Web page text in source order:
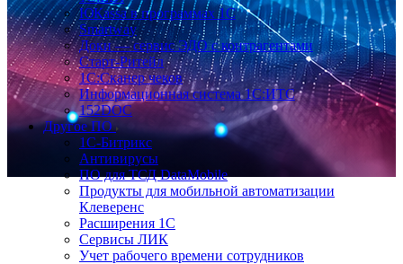
ЮКаssа в программах 1С
Smartway
Доки — сервис ЭДО с контрагентами
Старт-Ритейл
1С:Сканер чеков
Информационная система 1С:ИТС
152DOC
Другое ПО
1С-Битрикс
Антивирусы
ПО для ТСД DataMobile
Продукты для мобильной автоматизации
Клеверенс
Расширения 1С
Сервисы ЛИК
Учет рабочего времени сотрудников